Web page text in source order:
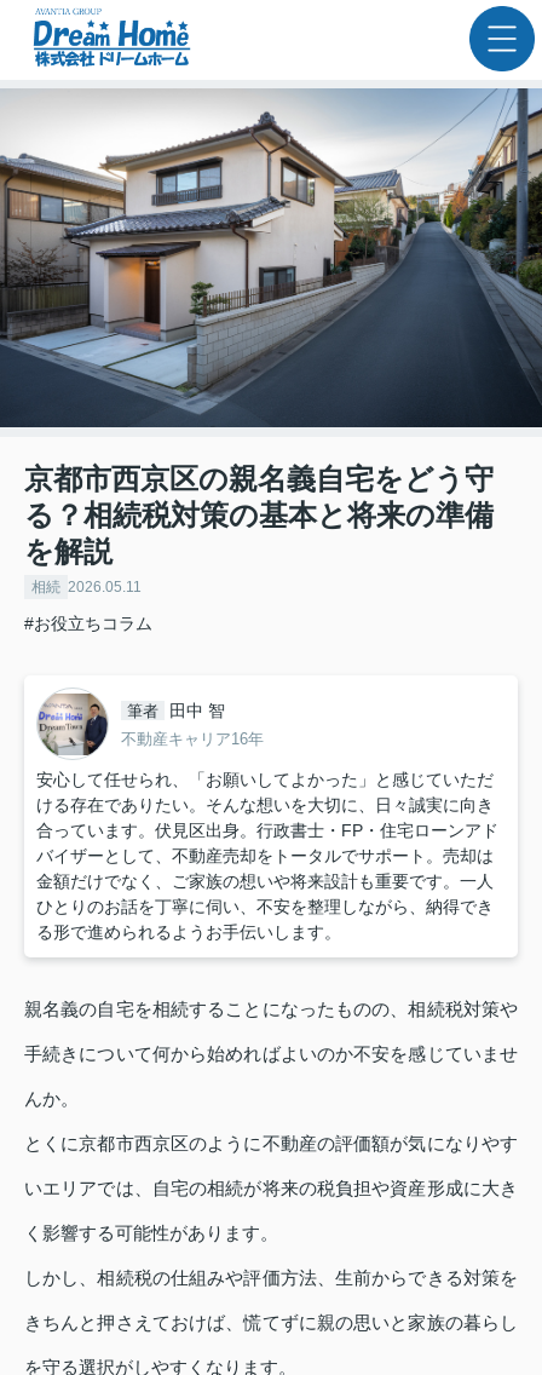
京都市西京区の親名義自宅をどう守
る？相続税対策の基本と将来の準備
を解説
相続 2026.05.11
#お役立ちコラム
筆者 田中 智
不動産キャリア16年
安心して任せられ、「お願いしてよかった」と感じていただ
ける存在でありたい。そんな想いを大切に、日々誠実に向き
合っています。伏見区出身。行政書士・FP・住宅ローンアド
バイザーとして、不動産売却をトータルでサポート。売却は
金額だけでなく、ご家族の想いや将来設計も重要です。一人
ひとりのお話を丁寧に伺い、不安を整理しながら、納得でき
る形で進められるようお手伝いします。
親名義の自宅を相続することになったものの、相続税対策や
手続きについて何から始めればよいのか不安を感じていませ
んか。
とくに京都市西京区のように不動産の評価額が気になりやす
いエリアでは、自宅の相続が将来の税負担や資産形成に大き
く影響する可能性があります。
しかし、相続税の仕組みや評価方法、生前からできる対策を
きちんと押さえておけば、慌てずに親の思いと家族の暮らし
を守る選択がしやすくなります。